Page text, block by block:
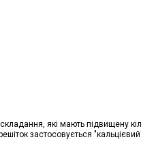
які мають підвищену
застосовується